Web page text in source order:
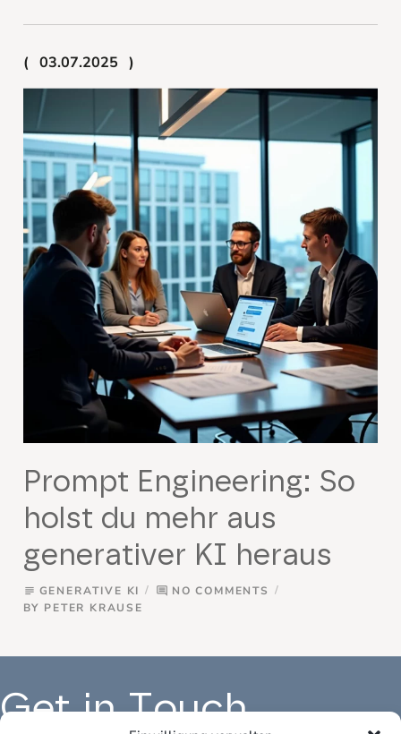
03.07.2025
Prompt Engineering: So
holst du mehr aus
generativer KI heraus
subject GENERATIVE KI comment NO COMMENTS
BY PETER KRAUSE
Get in Touch